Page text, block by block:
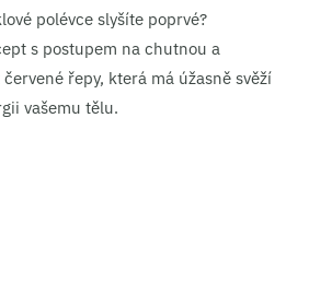
zobrazování reklamy a obsahu,
osobních údajů.
polévce slyšíte poprvé?
s postupem na chutnou a
řepy, která má úžasně svěží
vašemu tělu.